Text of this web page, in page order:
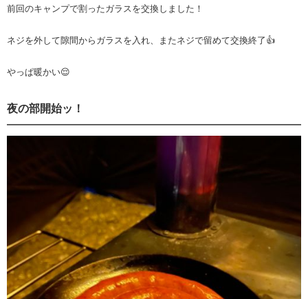
前回のキャンプで割ったガラスを交換しました！
ネジを外して隙間からガラスを入れ、またネジで留めて交換終了👍
やっぱ暖かい😌
夜の部開始ッ！